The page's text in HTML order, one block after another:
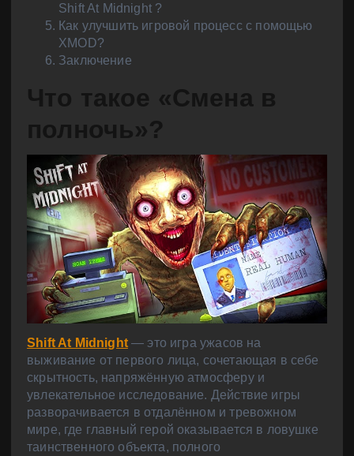
Shift At Midnight ?
Как улучшить игровой процесс с помощью
XMOD?
Заключение
Что такое «Смена в
полночь»?
Shift At Midnight— это игра ужасов на
выживание от первого лица, сочетающая в себе
скрытность, напряжённую атмосферу и
увлекательное исследование. Действие игры
разворачивается в отдалённом и тревожном
мире, где главный герой оказывается в ловушке
таинственного объекта, полного